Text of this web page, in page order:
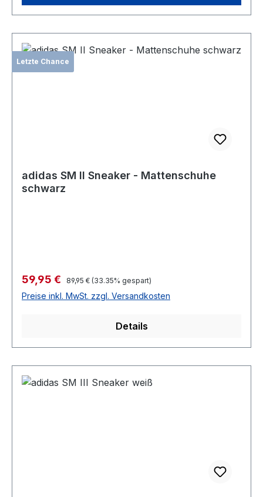
Letzte Chance
adidas SM II Sneaker - Mattenschuhe
schwarz
Verkaufspreis:
59,95 € Regulärer Preis:
89,95 € (33.35% gespart)
Preise inkl. MwSt. zzgl. Versandkosten
Details